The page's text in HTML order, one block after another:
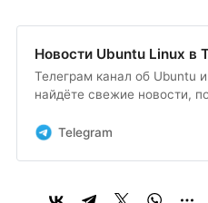
Новости Ubuntu Linux в
Телеграм канал об Ubuntu
найдёте свежие новости,
обновлений.
Telegram